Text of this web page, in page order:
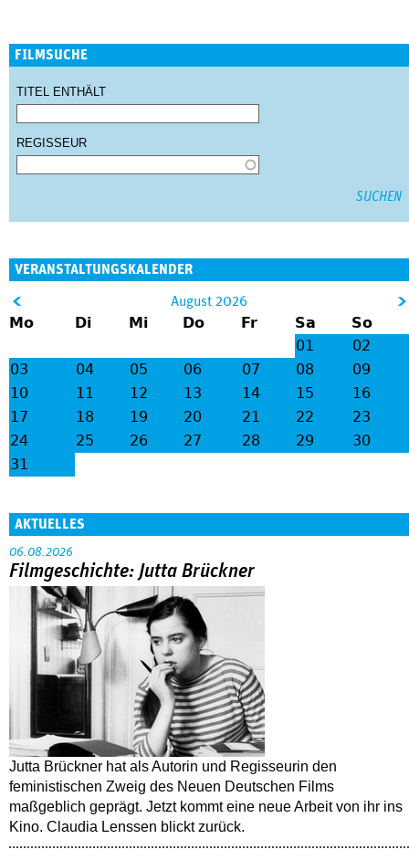
FILMSUCHE
TITEL ENTHÄLT
REGISSEUR
VERANSTALTUNGSKALENDER
lt;
August 2026
Mo Di Mi Do Fr Sa
So
01
02
03
04 05 06 07 08
09
10
11 12 13 14 15
16
17
18 19 20 21 22
23
24
25 26 27 28 29
30
31
AKTUELLES
06.08.2026
Filmgeschichte: Jutta Brückner
Jutta Brückner hat als Autorin und Regisseurin den
feministischen Zweig des Neuen Deutschen Films
maßgeblich geprägt. Jetzt kommt eine neue Arbeit von ihr ins
Kino. Claudia Lenssen blickt zurück.